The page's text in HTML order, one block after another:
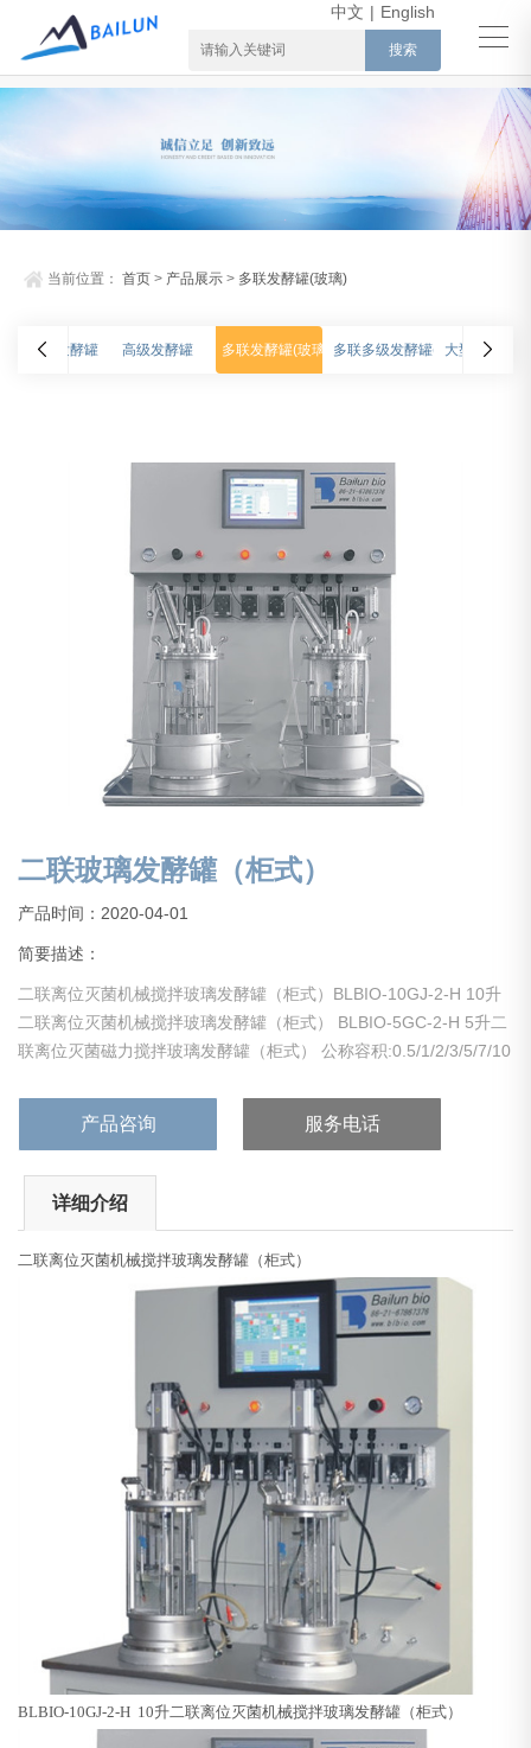
中文 | English
当前位置：首页 > 产品展示 > 多联发酵罐(玻璃)
非标定制发酵罐 高级发酵罐 多联发酵罐(玻璃) 多联多级发酵罐(不锈钢)大型发酵罐(
二联玻璃发酵罐（柜式）
产品时间：2020-04-01
简要描述：
二联离位灭菌机械搅拌玻璃发酵罐（柜式）BLBIO-10GJ-2-H 10升
二联离位灭菌机械搅拌玻璃发酵罐（柜式） BLBIO-5GC-2-H 5升二
联离位灭菌磁力搅拌玻璃发酵罐（柜式） 公称容积:0.5/1/2/3/5/7/10
工艺。搅拌系统: 轴联传动机械机械（简称机械搅拌）|磁力传动机
空气分布器的进气系统、火焰接种口、放料口、取样口、补料口；
产品咨询 服务电话
详细介绍
二联离位灭菌机械搅拌玻璃发酵罐（柜式）
BLBIO-10GJ-2-H 10升二联离位灭菌机械搅拌玻璃发酵罐（柜式）